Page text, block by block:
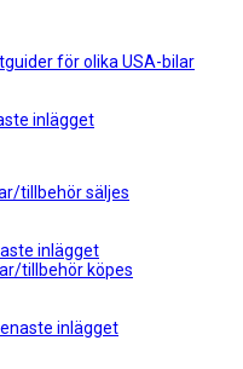
för olika USA-bilar
inlägget
tillbehör säljes
inlägget
tillbehör köpes
inlägget